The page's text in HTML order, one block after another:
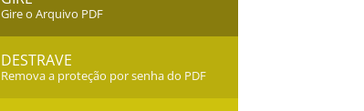
Gire o Arquivo PDF
DESTRAVE
Remova a proteção por senha do PDF